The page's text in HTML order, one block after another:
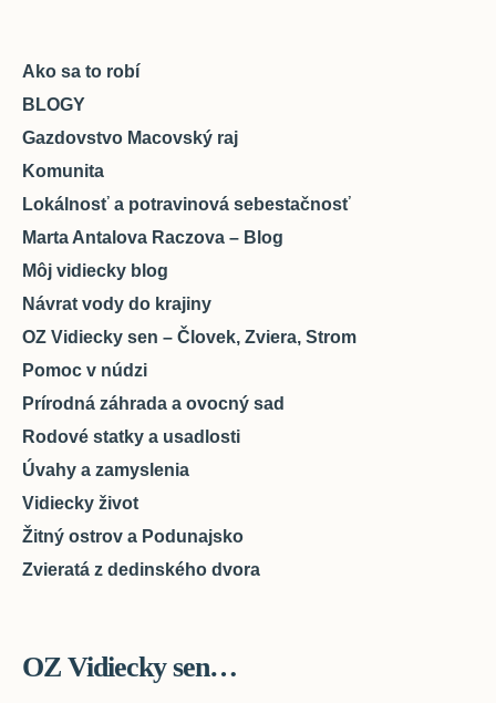
Ako sa to robí
BLOGY
Gazdovstvo Macovský raj
Komunita
Lokálnosť a potravinová sebestačnosť
Marta Antalova Raczova – Blog
Môj vidiecky blog
Návrat vody do krajiny
OZ Vidiecky sen – Človek, Zviera, Strom
Pomoc v núdzi
Prírodná záhrada a ovocný sad
Rodové statky a usadlosti
Úvahy a zamyslenia
Vidiecky život
Žitný ostrov a Podunajsko
Zvieratá z dedinského dvora
OZ Vidiecky sen…